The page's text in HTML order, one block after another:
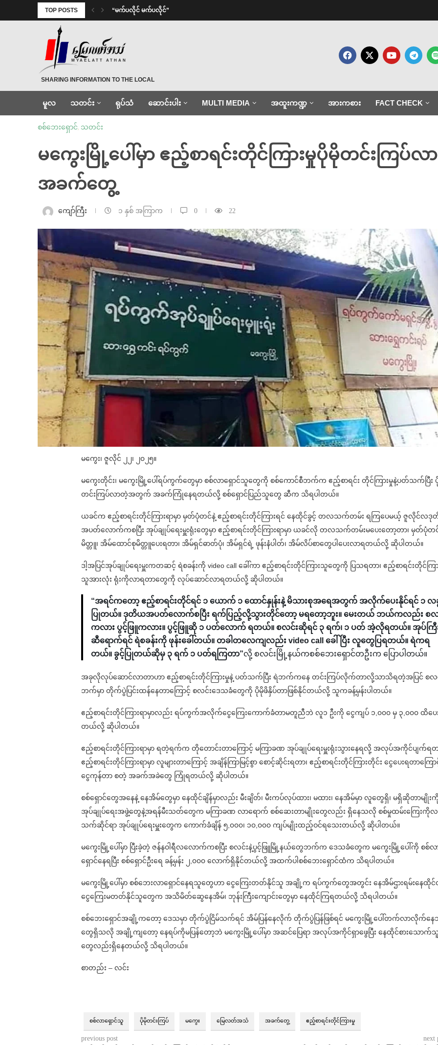
TOP POSTS ⁨ ⁨“မက်ပလိုင် မက်ပလိုင်”
MYAELATT ATHAN
SHARING INFORMATION TO THE LOCAL
မူလ သတင်း ရုပ်သံ ဆောင်းပါး MULTI MEDIA အထူးကဏ္ဍ အားကစား FACT CHECK
စစ်ဘေးရှောင်, သတင်း
မကွေးမြို့ပေါ်မှာ ဧည့်စာရင်းတိုင်ကြားမှုပိုမိုတင်းကြ
အခက်တွေ့
ကျော်ကြီး ၁ နှစ် အကြာက 0 22
မကွေး၊ ဇူလိုင် ၂၂၊ ၂၀၂၅။
မကွေးတိုင်း၊ မကွေးမြို့ပေါ်ရပ်ကွက်တွေမှာ စစ်လာရှောင်သူတွေကို စစ်ကောင်စီဘက်က ဧည့်စာရင်း တိုင်ကြားမှုနဲ့ပတ်သက်ပြီး
တင်းကြပ်လာတဲ့အတွက် အခက်ကြုံနေရတယ်လို့ စစ်ရှောင်ပြည်သူတွေ ဆီက သိရပါတယ်။
ယခင်က ဧည့်စာရင်းတိုင်ကြားရာမှာ မှတ်ပုံတင်နဲ့ ဧည့်စာရင်းတိုင်ကြားရင် နေထိုင်ခွင့် တလသက်တမ်း ရကြပေမယ့် ဇူလိုင်လ
အပတ်လောက်ကစပြီး အုပ်ချုပ်ရေးမှူးရုံးတွေမှာ ဧည့်စာရင်းတိုင်ကြားရာမှာ ယခင်လို တလသက်တမ်းမပေးတော့တာ၊ မှတ်ပုံတ
မိတ္တူ၊ အိမ်ထောင်စုမိတ္တူပေးရတာ၊ အိမ်ရှင်ဓာတ်ပုံ၊ အိမ်ရှင်ရဲ့ ဖုန်းနံပါတ်၊ အိမ်လိပ်စာတွေပါပေးလာရတယ်လို့ ဆိုပါတယ်။
ဒါ့အပြင်အုပ်ချုပ်ရေးမှူးကတဆင့် ရဲစခန်းကို video call ခေါ်ကာ ဧည့်စာရင်းတိုင်ကြားသူတွေကို ပြသရတာ၊ ဧည့်စာရင်းတိုင်ကြာ
သူအားလုံး ရုံးကိုလာရတာတွေကို လုပ်ဆောင်လာရတယ်လို့ ဆိုပါတယ်။
“အရင်ကတော့ ဧည့်စာရင်းတိုင်ရင် ၁ ယောက် ၁ ထောင်နှုန်းနဲ့ မိသားစုအရေအတွက် အလိုက်ပေးနိုင်ရင် ၁ လ
ပြုတယ်။ ဒုတိယအပတ်လောက်စပြီး ရက်ပြည့်လို့သွားတိုင်တော့ မရတော့ဘူး။ မေးတယ် ဘယ်ကလည်း စလ
ကလား ပွင့်ဖြူကလား။ ပွင့်ဖြူဆို ၁ ပတ်လောက် ရတယ်။ စလင်းဆိုရင် ၃ ရက်၊ ၁ ပတ် အဲ့လိုရတယ်။ အုပ်ကြီ
ဆီရောက်ရင် ရဲစခန်းကို ဖုန်းခေါ်တယ်။ တခါတလေကျလည်း video call ခေါ်ပြီး လူတွေပြရတယ်။ ရဲကရ
တယ်။ ခွင့်ပြုတယ်ဆိုမှ ၃ ရက် ၁ ပတ်ရကြတာ”လို့ စလင်းမြို့နယ်ကစစ်ဘေးရှောင်တဦးက ပြောပါတယ်။
အခုလိုလုပ်ဆောင်လာတာဟာ ဧည့်စာရင်းတိုင်ကြားမှုနဲ့ ပတ်သက်ပြီး ရဲဘက်ကနေ တင်းကြပ်လိုက်တာလို့သာသိရတဲ့အပြင် စလ
ဘက်မှာ တိုက်ပွဲပြင်းထန်နေတာကြောင့် စလင်းဒေသခံတွေကို ပိုမိုဖိနှိပ်တာဖြစ်နိုင်တယ်လို့ သူကခန့်မှန်းပါတယ်။
ဧည့်စာရင်းတိုင်ကြားရာမှာလည်း ရပ်ကွက်အလိုက်ငွေကြေးကောက်ခံတာမတူညီဘဲ လူ၁ ဦးကို ငွေကျပ် ၁,၀၀၀ မှ ၃,၀၀၀ ထိပေ
တယ်လို့ ဆိုပါတယ်။
ဧည့်စာရင်းတိုင်ကြားရာမှာ ရတဲ့ရက်က တိုတောင်းတာကြောင့် မကြာခဏ အုပ်ချုပ်ရေးမှူးရုံးသွားနေရလို့ အလုပ်အကိုင်ပျက်ရတ
ဧည့်စာရင်းတိုင်ကြားရာမှာ လူများတာကြောင့် အချိန်ကြာမြင့်စွာ စောင့်ဆိုင်းရတာ၊ ဧည့်စာရင်းတိုင်ကြားတိုင်း ငွေပေးရတာကြော
ငွေကုန်တာ စတဲ့ အခက်အခဲတွေ ကြုံရတယ်လို့ ဆိုပါတယ်။
စစ်ရှောင်တွေအနေနဲ့ နေအိမ်တွေမှာ နေထိုင်ချိန်မှာလည်း မီးချိတ်၊ မီးကပ်လုပ်ထား၊ မထား၊ နေအိမ်မှာ လူတွေရှိ၊ မရှိဆိုတာမျိုး
အုပ်ချုပ်ရေးအဖွဲ့တွေနဲ့အရန်မီးသတ်တွေက မကြာခဏ လာရောက် စစ်ဆေးတာမျိုးတွေလည်း ရှိနေသလို စစ်မှုထမ်းကြေးကို
သက်ဆိုင်ရာ အုပ်ချုပ်ရေးမှူးတွေက ကောက်ခံချိန် ၅,၀၀၀၊ ၁၀,၀၀၀ ကျပ်မျိုးထည့်ဝင်ရသေးတယ်လို့ ဆိုပါတယ်။
မကွေးမြို့ပေါ်မှာ ပြီးခဲ့တဲ့ ဇန်နဝါရီလလောက်ကစပြီး စလင်းနဲ့ပွင့်ဖြူမြို့နယ်တွေဘက်က ဒေသခံတွေက မကွေးမြို့ပေါ်ကို စစ်လ
ရှောင်နေရပြီး စစ်ရှောင်ဦးရေ ခန့်မှန်း ၂,၀၀၀ လောက်ရှိနိုင်တယ်လို့ အထက်ပါစစ်ဘေးရှောင်ထံက သိရပါတယ်။
မကွေးမြို့ပေါ်မှာ စစ်ဘေးလာရှောင်နေရသူတွေဟာ ငွေကြေးတတ်နိုင်သူ အချို့က ရပ်ကွက်တွေအတွင်း နေအိမ်ဌားရမ်းနေထိုင်
ငွေကြေးမတတ်နိုင်သူတွေက အသိမိတ်ဆွေနေအိမ်၊ ဘုန်းကြီးကျောင်းတွေမှာ နေထိုင်ကြရတယ်လို့ သိရပါတယ်။
စစ်ဘေးရှောင်အချို့ကတော့ ဒေသမှာ တိုက်ပွဲငြိမ်သက်ရင် အိမ်ပြန်နေလိုက် တိုက်ပွဲပြန်ဖြစ်ရင် မကွေးမြို့ပေါ်တက်လာလိုက်န
တွေရှိသလို အချို့ကျတော့ နေရပ်ကိုမပြန်တော့ဘဲ မကွေးမြို့ပေါ်မှာ အဆင်ပြေရာ အလုပ်အကိုင်ရှာဖွေပြီး နေထိုင်စားသောက်
တွေလည်းရှိနေတယ်လို့ သိရပါတယ်။
စာတည်း – လင်း
စစ်လာရှောင်သူ ပိုမိုတင်းကြပ် မကွေး မြေလတ်အသံ အခက်တွေ့ ဧည့်စာရင်းတိုင်ကြားမှု
previous post next